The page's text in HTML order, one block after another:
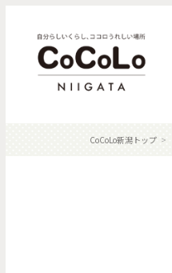
CoCoLo新潟トップ